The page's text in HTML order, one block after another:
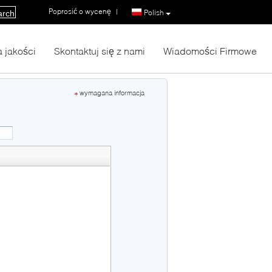
Polish
Poprosić o wycenę |
jakości Skontaktuj się z nami Wiadomości Firmowe
wymagana informacja